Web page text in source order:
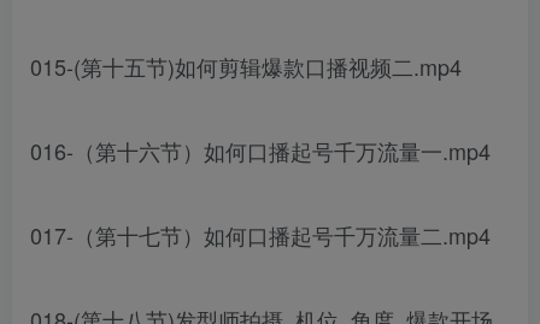
015-(第十五节)如何剪辑爆款口播视频二.mp4
016-（第十六节）如何口播起号千万流量一.mp4
017-（第十七节）如何口播起号千万流量二.mp4